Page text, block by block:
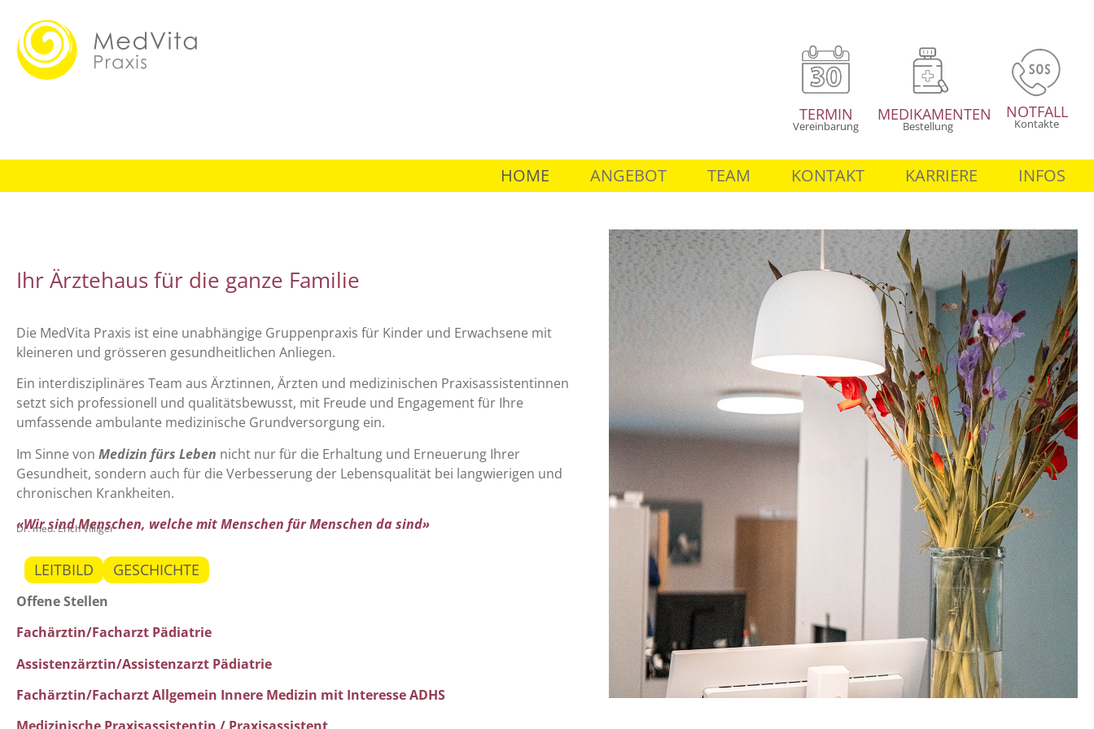
TERMIN
Vereinbarung
MEDIKAMENTEN
Bestellung
NOTFALL
Kontakte
HOME ANGEBOT TEAM KONTAKT KARRIERE INFOS
Ihr Ärztehaus für die ganze Familie
Die MedVita Praxis ist eine unabhängige Gruppenpraxis für Kinder und Erwachsene mit
kleineren und grösseren gesundheitlichen Anliegen.
Ein interdisziplinäres Team aus Ärztinnen, Ärzten und medizinischen Praxisassistentinnen
setzt sich professionell und qualitätsbewusst, mit Freude und Engagement für Ihre
umfassende ambulante medizinische Grundversorgung ein.
Im Sinne von Medizin fürs Leben nicht nur für die Erhaltung und Erneuerung Ihrer
Gesundheit, sondern auch für die Verbesserung der Lebensqualität bei langwierigen und
chronischen Krankheiten.
«Wir sind Menschen, welche mit Menschen für Menschen da sind»
Dr. med. Erich Villiger
LEITBILD GESCHICHTE
Offene Stellen
Fachärztin/Facharzt Pädiatrie
Assistenzärztin/Assistenzarzt Pädiatrie
Fachärztin/Facharzt Allgemein Innere Medizin mit Interesse ADHS